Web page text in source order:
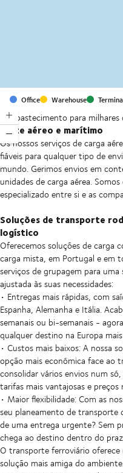
Office Warehouse
Com escritórios e instalações
por seis continentes,
de abastecimento para
Frete aéreo e marítimo
Os nossos serviços de carga
fiáveis para qualquer tipo de
mundo. Gerimos envios em
unidades de carga aérea.
especializado entre si e as
Soluções de transporte
logístico
Oferecemos soluções de carga
carga mista, em Portugal e em
serviços de grupagem para
ajustada às suas necessidades:
• Entregas mais rápidas, com
Espanha, Alemanha e Itália.
semanais ou bi-semanais -
qualquer destino na Europa
• Custos mais baixos: A nossa
opção mais económica face ao
consolidar vários envios num
tarifas mais vantajosas e
• Maior flexibilidade: Com as
seu planeamento de transporte
de uma entrega urgente? Sem
chega ao destino dentro do
O transporte ferroviário oferece
solução mais amiga do